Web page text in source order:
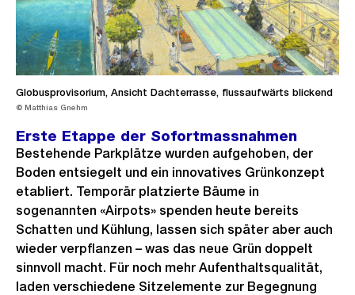
Globusprovisorium, Ansicht Dachterrasse, flussaufwärts blickend
© Matthias Gnehm
Erste Etappe der Sofortmassnahmen
Bestehende Parkplätze wurden aufgehoben, der
Boden entsiegelt und ein innovatives Grünkonzept
etabliert. Temporär platzierte Bäume in
sogenannten «Airpots» spenden heute bereits
Schatten und Kühlung, lassen sich später aber auch
wieder verpflanzen – was das neue Grün doppelt
sinnvoll macht. Für noch mehr Aufenthaltsqualität,
laden verschiedene Sitzelemente zur Begegnung